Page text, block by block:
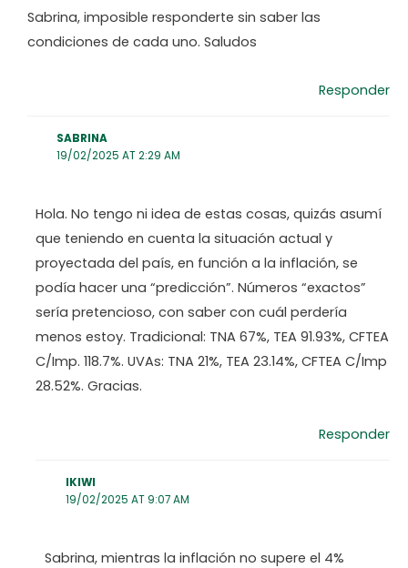
Sabrina, imposible responderte sin saber las
condiciones de cada uno. Saludos
Responder
SABRINA
19/02/2025 AT 2:29 AM
Hola. No tengo ni idea de estas cosas, quizás asumí
que teniendo en cuenta la situación actual y
proyectada del país, en función a la inflación, se
podía hacer una “predicción”. Números “exactos”
sería pretencioso, con saber con cuál perdería
menos estoy. Tradicional: TNA 67%, TEA 91.93%, CFTEA
C/Imp. 118.7%. UVAs: TNA 21%, TEA 23.14%, CFTEA C/Imp
28.52%. Gracias.
Responder
IKIWI
19/02/2025 AT 9:07 AM
Sabrina, mientras la inflación no supere el 4%